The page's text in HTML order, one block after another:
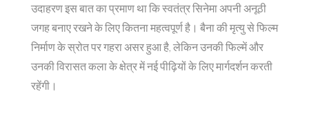
उदाहरण इस बात का प्रमाण था कि स्वतंत्र सिनेमा अपनी अनूठी
जगह बनाए रखने के लिए कितना महत्वपूर्ण है। बैना की मृत्यु से फिल्म
निर्माण के स्रोत पर गहरा असर हुआ है, लेकिन उनकी फिल्में और
उनकी विरासत कला के क्षेत्र में नई पीढ़ियों के लिए मार्गदर्शन करती
रहेंगी।